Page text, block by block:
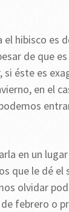
hibisco es
de que
si éste es
en el
en un
que le dé el
olvidar
febrero o